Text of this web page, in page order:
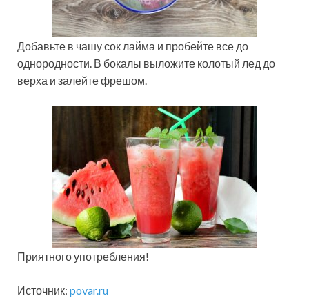
Добавьте в чашу сок лайма и пробейте все до
однородности. В бокалы выложите колотый лед до
верха и залейте фрешом.
Приятного употребления!
Источник: povar.ru